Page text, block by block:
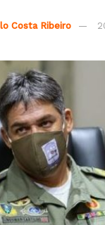
Costa Ribeiro